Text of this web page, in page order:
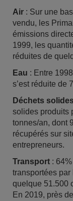
Air : Sur une
vendu, les
émissions
1999, les
réduites de
Eau : Entre
s’est réduite de
Déchets solides
solides produits
tonnes/an, dont
récupérés sur
entrepreneurs.
Transport :
transportées par
quelque 51.500
En 2019, près